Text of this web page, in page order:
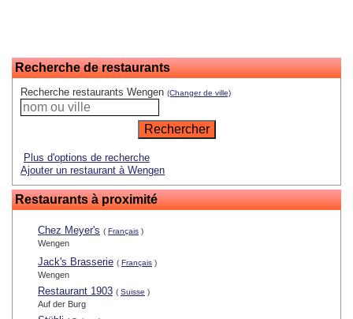
Recherche de restaurants
Recherche restaurants Wengen (Changer de ville)
Plus d'options de recherche
Ajouter un restaurant à Wengen
Restaurants à proximité
Chez Meyer's ( Français )
Wengen
Jack's Brasserie ( Français )
Wengen
Restaurant 1903 ( Suisse )
Auf der Burg